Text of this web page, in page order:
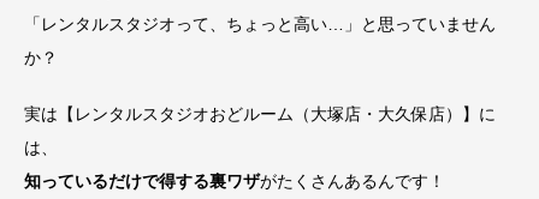
「レンタルスタジオって、ちょっと高い…」と思っていません
か？
実は【レンタルスタジオおどルーム（大塚店・大久保店）】に
は、
知っているだけで得する裏ワザがたくさんあるんです！